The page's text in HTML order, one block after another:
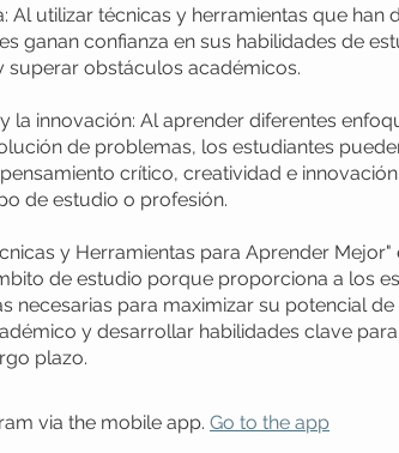
Al utilizar técnicas y herramientas que han
ganan confianza en sus habilidades de
superar obstáculos académicos.
la innovación: Al aprender diferentes
de problemas, los estudiantes
crítico, creatividad e
de estudio o profesión.
y Herramientas para Aprender Mejor"
de estudio porque proporciona a los
necesarias para maximizar su potencial de
y desarrollar habilidades clave
plazo.
via the mobile app. Go to the app